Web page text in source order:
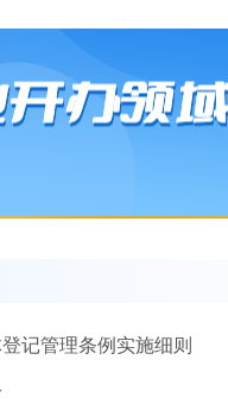
记管理条例实施细则